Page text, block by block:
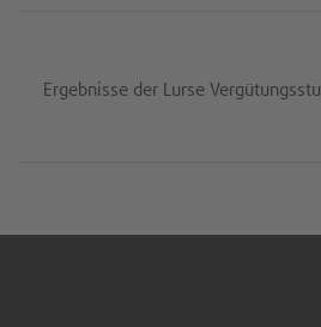
Ergebnisse der Lurse